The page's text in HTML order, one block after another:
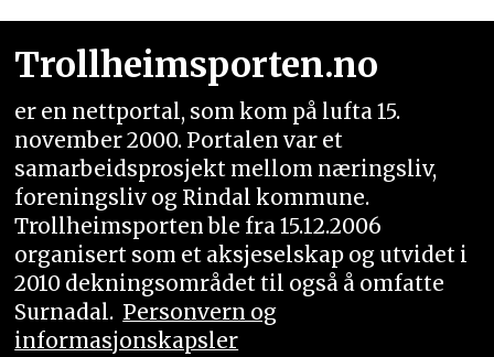
Trollheimsporten.no
er en nettportal, som kom på lufta 15.
november 2000. Portalen var et
samarbeidsprosjekt mellom næringsliv,
foreningsliv og Rindal kommune.
Trollheimsporten ble fra 15.12.2006
organisert som et aksjeselskap og utvidet i
2010 dekningsområdet til også å omfatte
Surnadal. Personvern og
informasjonskapsler